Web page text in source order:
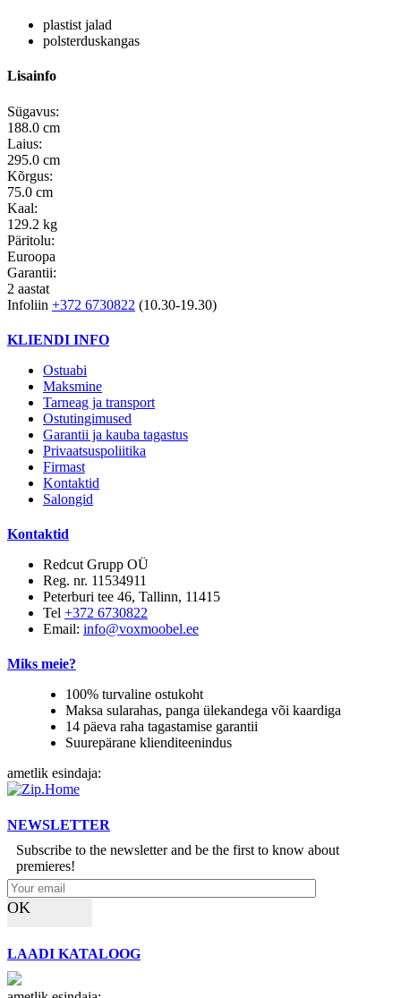
plastist jalad
polsterduskangas
Lisainfo
Sügavus:
188.0 cm
Laius:
295.0 cm
Kõrgus:
75.0 cm
Kaal:
129.2 kg
Päritolu:
Euroopa
Garantii:
2 aastat
Infoliin +372 6730822 (10.30-19.30)
KLIENDI INFO
Ostuabi
Maksmine
Tarneag ja transport
Ostutingimused
Garantii ja kauba tagastus
Privaatsuspoliitika
Firmast
Kontaktid
Salongid
Kontaktid
Redcut Grupp OÜ
Reg. nr. 11534911
Peterburi tee 46, Tallinn, 11415
Tel +372 6730822
Email: info@voxmoobel.ee
Miks meie?
100% turvaline ostukoht
Maksa sularahas, panga ülekandega või kaardiga
14 päeva raha tagastamise garantii
Suurepärane klienditeenindus
ametlik esindaja:
NEWSLETTER
Subscribe to the newsletter and be the first to know about
premieres!
OK
LAADI KATALOOG